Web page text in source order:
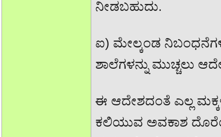
ನೀಡಬಹುದು.
ಐ) ಮೇಲ್ಕಂಡ
ಶಾಲೆಗಳನ್ನು ಮುಚ್ಚಲು
ಈ ಆದೇಶದಂತೆ ಎಲ್ಲ
ಕಲಿಯುವ ಅವಕಾಶ